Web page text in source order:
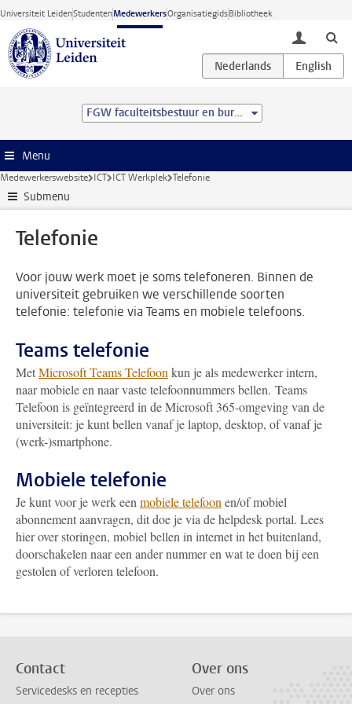
Ga direct naar de inhoud
Universiteit LeidenStudentenMedewerkersOrganisatiegidsBibliotheek
toggle
FGW faculteitsbestuur en bureau
Menu
Medewerkerswebsite ICT ICT Werkplek Telefonie
Submenu
Telefonie
Voor jouw werk moet je soms telefoneren. Binnen de
universiteit gebruiken we verschillende soorten
telefonie: telefonie via Teams en mobiele telefoons.
Teams telefonie
MetMicrosoft Teams Telefoon kun je als medewerker intern,
naar mobiele en naar vaste telefoonnummers bellen. Teams
Telefoon is geïntegreerd in de Microsoft 365-omgeving van de
universiteit: je kunt bellen vanaf je laptop, desktop, of vanaf je
(werk-)smartphone.
Mobiele telefonie
Je kunt voor je werk een mobiele telefoon en/of mobiel
abonnement aanvragen, dit doe je via de helpdesk portal. Lees
hier over storingen, mobiel bellen in internet in het buitenland,
doorschakelen naar een ander nummer en wat te doen bij een
gestolen of verloren telefoon.
Contact
Servicedesks en recepties
Over ons
Over ons